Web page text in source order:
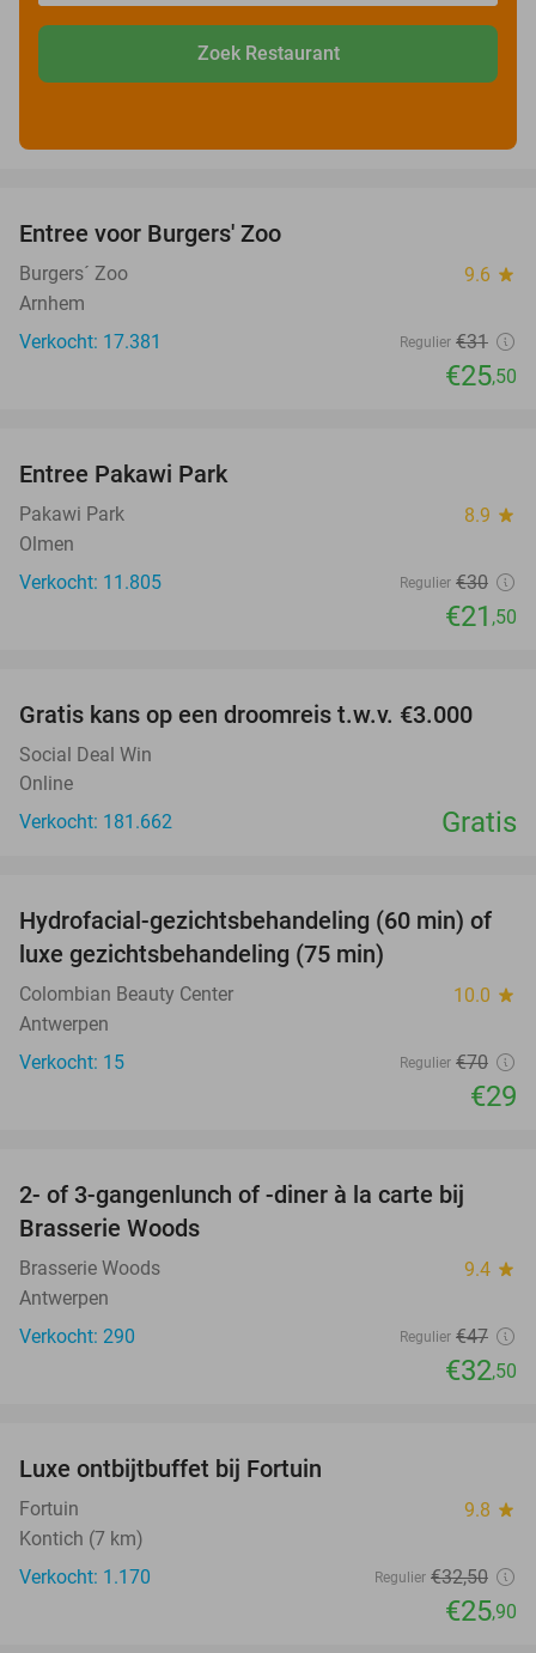
Zoek Restaurant
Entree voor Burgers' Zoo
Burgers´ Zoo 9.6 star
Arnhem
Verkocht: 17.381
Regulier €31
€25,50
Entree Pakawi Park
Pakawi Park 8.9 star
Olmen
Verkocht: 11.805
Regulier €30
€21 ,50
Gratis kans op een droomreis t.w.v. €3.000
Social Deal Win
Online
Verkocht: 181.662
Gratis
59%
Hydrofacial-gezichtsbehandeling (60 min) of
luxe gezichtsbehandeling (75 min)
Colombian Beauty Center 10.0 star
Antwerpen
Verkocht: 15
Regulier €70
€29
31%
2- of 3-gangenlunch of -diner à la carte bij
Brasserie Woods
Brasserie Woods 9.4 star
Antwerpen
Verkocht: 290
Regulier €47
€32,50
Luxe ontbijtbuffet bij Fortuin
Fortuin 9.8 star
Kontich (7 km)
Verkocht: 1.170
Regulier €32,50
€25,90